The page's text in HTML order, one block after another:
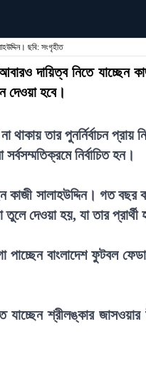
ছবি: সংগৃহীত
দায়িত্ব নিতে যাচ্ছেন
দেওয়া হবে।
তার পুনর্নির্বাচন প্রায়
সর্বসম্মতিক্রমে নির্বাচিত হন।
সালাহউদ্দিন। গত বছর
তুলে দেওয়া হয়, যা তার
পাচ্ছেন বাংলাদেশ ফুটবল
যাচ্ছেন শ্রীলঙ্কার